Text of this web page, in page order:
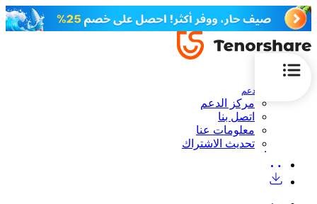
الدعم
مركز الدعم
اتصل بنا
معلومات عنا
تحديث الاشتراك